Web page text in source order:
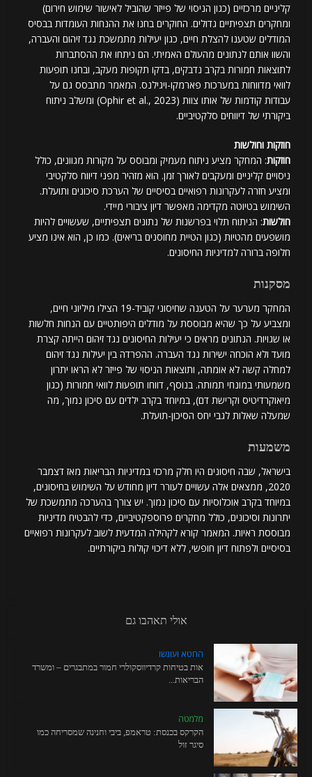
קליניים מרכזיים (כגון הניסוי של פייזר שהוביל לאישור שימוש חירום)
ומחקרים תצפיתיים גדולים. החוקרים בחנו את ההנחות העומדות בבסיס
המודלים שטענו להצלת חיים, כגון יעילות מתמשכת נגד זיהום והעברה,
והשוו אותם לנתונים מהעולם האמיתי. הם ניתחו את ההסתברות
לתוצאות חמורות בקרב נדבקים, בדקו תקופות מעקב, ובחנו תופעות
לוואי מדווחות במערכות פארמקו-ויגילנס. המאמר מתבסס גם על
עבודות קודמות של אותו צוות (Ophir et al., 2023) ומשלב ניתוח
ביקורתי של דיווחים סלקטיביים.
חוזקות וחולשות
חוזקות: המחקר מציע ניתוח מעמיק ומבוסס על מקורות מגוונים, כולל
ניסויים קליניים ומעקבים לאורך זמן. הוא מזהיר מפני דיווח סלקטיבי
ומציע חזרה לעקרונות רפואיים בסיסיים של הערכת סיכונים ותועלת.
השימוש בטיוטה מקדימה מאפשר דיון ציבורי מיידי.
חולשות: הניתוח תלוי בפרשנות של נתונים תצפיתיים, שעשויים להיות
מושפעים מהטיות (כגון הטיית מחוסנים בריאים). כמו כן, הוא אינו מציע
חלופה ברורה למדיניות החיסונים.
מסקנות
המחקר מערער על הטענה שחיסוני קוביד-19 הצילו מיליוני חיים,
ומצביע על כך שהיא מבוססת על מודלים היפותטיים עם הנחות חלשות
או שגויות. הנתונים מראים כי יעילות החיסונים נגד זיהום הייתה קצרת
מועד ולא הוכחה ישירות נגד העברה. ההפרדה בין יעילות נגד זיהום
למחלה קשה לא אומתה, ותוצאות הניסוי של פייזר לא הראו יתרון
משמעותי במונחי תמותה. בנוסף, דווחו תופעות לוואי חמורות (כגון
מיאוקרדיטיס וקרישת דם), במיוחד בקרב ילדים עם סיכון נמוך, מה
שמעלה שאלות לגבי יחס הסיכון-תועלת.
משמעות
בישראל, שבה חיסונים היו חלק מרכזי במדיניות הבריאות מאז דצמבר
2020, ממצאים אלה עשויים לעורר דיון מחודש על השימוש בחיסונים,
במיוחד בקרב אוכלוסיות עם סיכון נמוך. יש צורך בהערכה מתמשכת של
יתרונות וסיכונים, כולל מחקרים פרוספקטיביים, כדי להבטיח מדיניות
מבוססת ראיות. המאמר קורא לקהילה המדעית לשוב לעקרונות רפואיים
בסיסיים ולפתוח דיון חופשי, ללא דיכוי קולות ביקורתיים.
אולי תאהבו גם
החטא ועונשו
אות בטיחות קרדיווסקולרי חמור במתבגרים – ומשרד
הבריאות...
מלמטה
הקרקס בכנסת: טראמפ, ביבי וחנינה שמסריחה כמו
סיגר זול